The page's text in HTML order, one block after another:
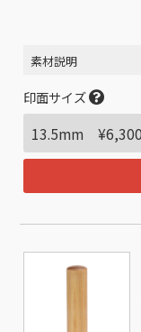
素材説明
印面サイズ